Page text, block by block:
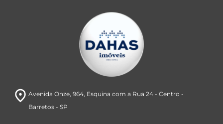
room Avenida Onze, 964, Esquina com a Rua 24- Centro -
Barretos- SP